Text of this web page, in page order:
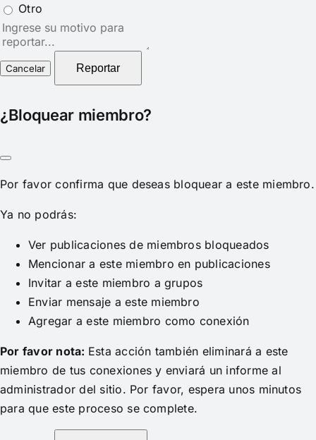
Otro
Nota
del
reporte
Reportar
¿Bloquear miembro?
Por favor confirma que deseas bloquear a este miembro.
Ya no podrás:
Ver publicaciones de miembros bloqueados
Mencionar a este miembro en publicaciones
Invitar a este miembro a grupos
Enviar mensaje a este miembro
Agregar a este miembro como conexión
Por favor nota: Esta acción también eliminará a este
miembro de tus conexiones y enviará un informe al
administrador del sitio. Por favor, espera unos minutos
para que este proceso se complete.